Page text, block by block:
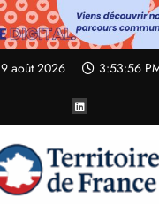
9 août 2026 3:53:58